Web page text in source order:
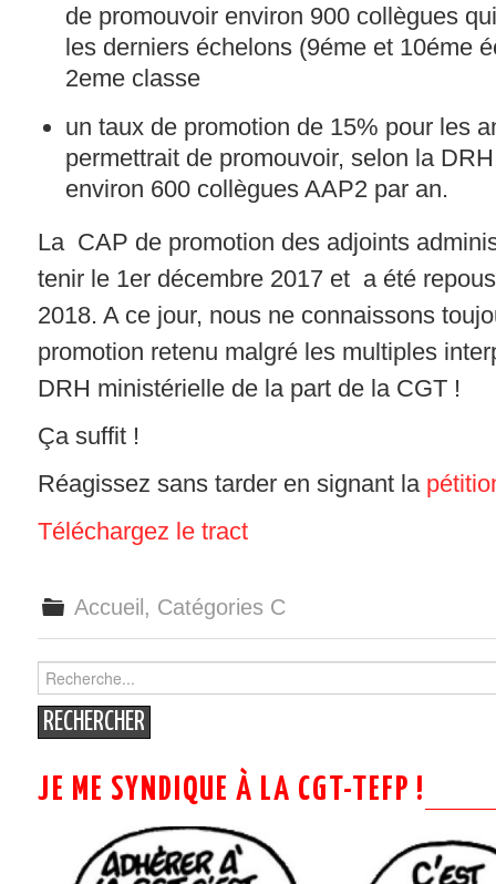
de promouvoir environ 900 collègues
les derniers échelons (9éme et 10éme
2eme classe
un taux de promotion de 15% pour les
permettrait de promouvoir, selon la
environ 600 collègues AAP2 par an.
La CAP de promotion des adjoints
tenir le 1er décembre 2017 et a été
2018. A ce jour, nous ne connaissons
promotion retenu malgré les multiples
DRH ministérielle de la part de la CGT !
Ça suffit !
Réagissez sans tarder en signant la
Téléchargez le tract
Accueil, Catégories C
Search
for:
JE ME SYNDIQUE À LA CGT-TEFP !